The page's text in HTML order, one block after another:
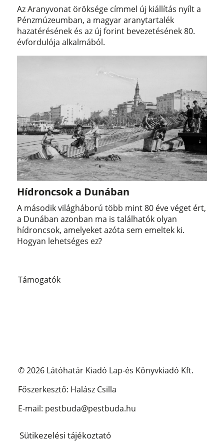
Az Aranyvonat öröksége címmel új kiállítás nyílt a
Pénzmúzeumban, a magyar aranytartalék
hazatérésének és az új forint bevezetésének 80.
évfordulója alkalmából.
Hídroncsok a Dunában
A második világháború több mint 80 éve véget ért,
a Dunában azonban ma is találhatók olyan
hídroncsok, amelyeket azóta sem emeltek ki.
Hogyan lehetséges ez?
Támogatók
© 2026 Látóhatár Kiadó Lap-és Könyvkiadó Kft.
Főszerkesztő: Halász Csilla
E-mail: pestbuda@pestbuda.hu
Sütikezelési tájékoztató